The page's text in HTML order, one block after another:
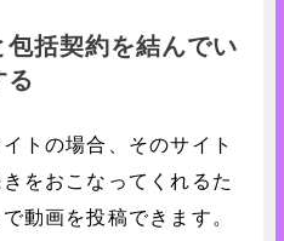
括契約を結んでい
る
トの場合、そのサイト
をおこなってくれるた
動画を投稿できます。